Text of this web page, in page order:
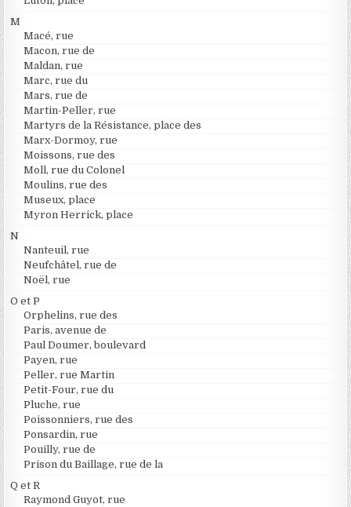
M
Macé, rue
Macon, rue de
Maldan, rue
Marc, rue du
Mars, rue de
Martin-Peller, rue
Martyrs de la Résistance, place des
Marx-Dormoy, rue
Moissons, rue des
Moll, rue du Colonel
Moulins, rue des
Museux, place
Myron Herrick, place
N
Nanteuil, rue
Neufchâtel, rue de
Noël, rue
O et P
Orphelins, rue des
Paris, avenue de
Paul Doumer, boulevard
Payen, rue
Peller, rue Martin
Petit-Four, rue du
Pluche, rue
Poissonniers, rue des
Ponsardin, rue
Pouilly, rue de
Prison du Baillage, rue de la
Q et R
Raymond Guyot, rue